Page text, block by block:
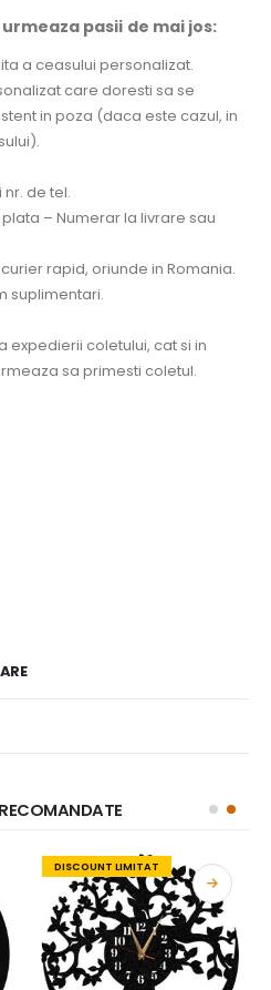
pasii de mai jos:
a ceasului personalizat.
care doresti sa se
in poza (daca este cazul, in
de tel.
– Numerar la livrare sau
rapid, oriunde in Romania.
suplimentari.
expedierii coletului, cat si in
sa primesti coletul.
LIMITAT DISCOUNT